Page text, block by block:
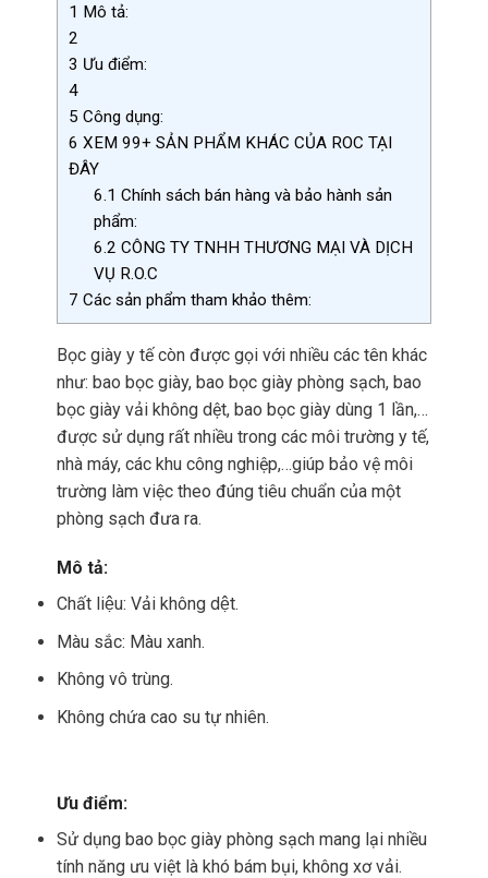
1 Mô tả:
2
3 Ưu điểm:
4
5 Công dụng:
6 XEM 99+ SẢN PHẨM KHÁC CỦA ROC TẠI
ĐÂY
6.1 Chính sách bán hàng và bảo hành sản
phẩm:
6.2 CÔNG TY TNHH THƯƠNG MẠI VÀ DỊCH
VỤ R.O.C
7 Các sản phẩm tham khảo thêm:
Bọc giày y tế còn được gọi với nhiều các tên khác
như: bao bọc giày, bao bọc giày phòng sạch, bao
bọc giày vải không dệt, bao bọc giày dùng 1 lần,…
được sử dụng rất nhiều trong các môi trường y tế,
nhà máy, các khu công nghiệp,…giúp bảo vệ môi
trường làm việc theo đúng tiêu chuẩn của một
phòng sạch đưa ra.
Mô tả:
Chất liệu: Vải không dệt.
Màu sắc: Màu xanh.
Không vô trùng.
Không chứa cao su tự nhiên.
Ưu điểm:
Sử dụng bao bọc giày phòng sạch mang lại nhiều
tính năng ưu việt là khó bám bụi, không xơ vải.